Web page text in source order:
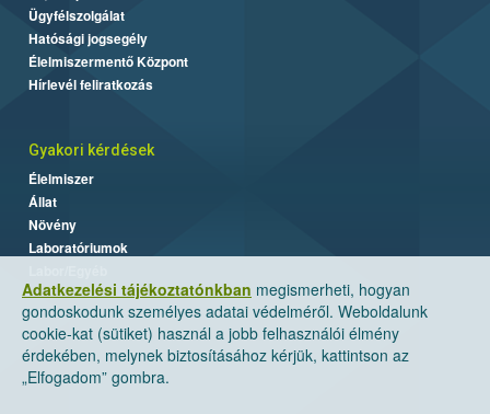
Adatkezelési tájékoztatónkban megismerheti, hogyan
gondoskodunk személyes adatai védelméről. Weboldalunk
cookie-kat (sütiket) használ a jobb felhasználói élmény
érdekében, melynek biztosításához kérjük, kattintson az
„Elfogadom” gombra.
Ügyfélszolgálat
Hatósági jogsegély
Élelmiszermentő Központ
Hírlevél feliratkozás
Gyakori kérdések
Élelmiszer
Állat
Növény
Laboratóriumok